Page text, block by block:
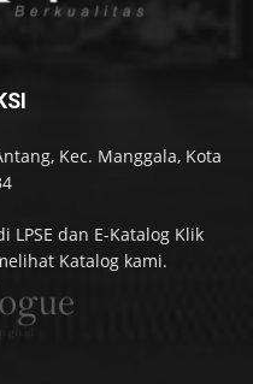
Kec. Manggala, Kota
dan E-Katalog Klik
Katalog kami.